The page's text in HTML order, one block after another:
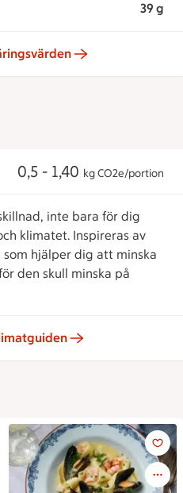
39 g
0,5 - 1,40 kg CO2e/portion
inte bara för dig
klimatet. Inspireras av
hjälper dig att minska
den skull minska på
Skaldjurspastan ligge